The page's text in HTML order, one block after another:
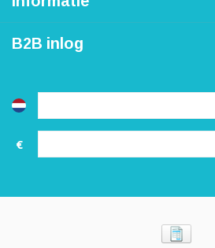
B2B inlog
€